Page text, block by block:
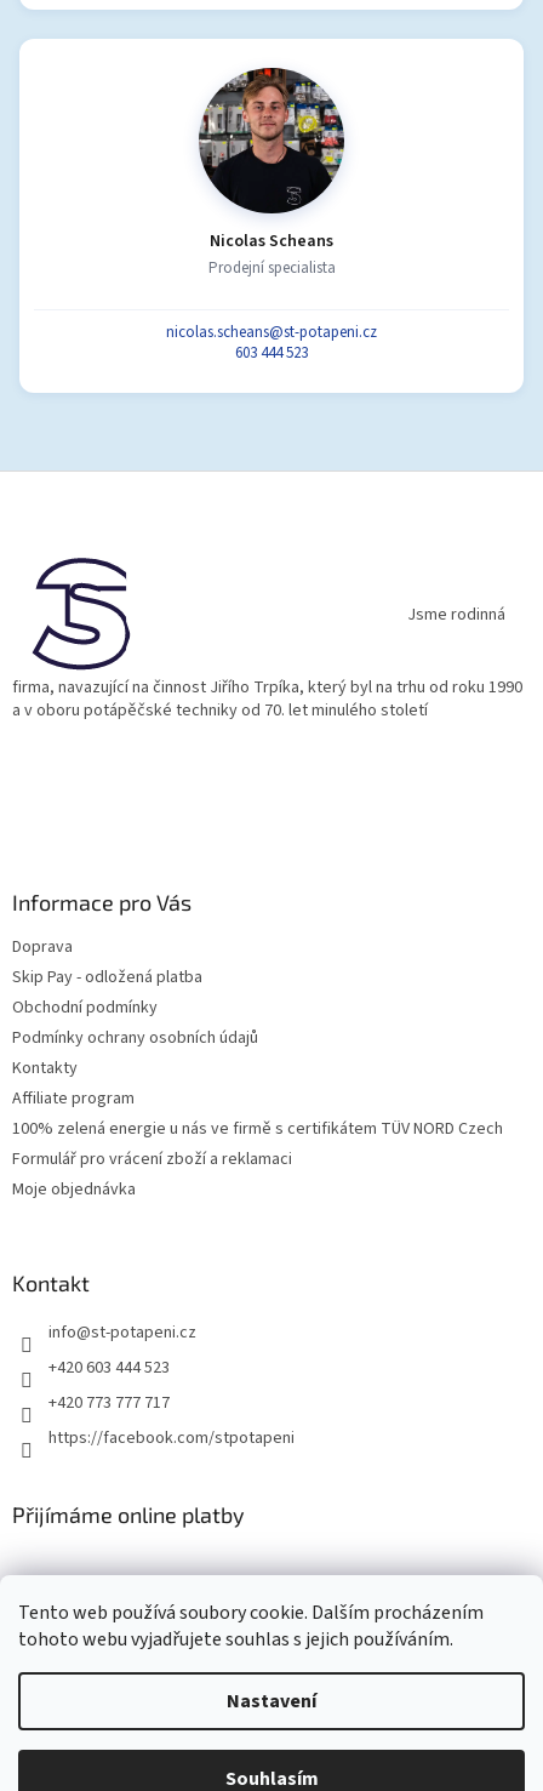
Tento web používá soubory cookie. Dalším procházením
tohoto webu vyjadřujete souhlas s jejich používáním.
Nastavení
Souhlasím
Nicolas Scheans
Prodejní specialista
nicolas.scheans@st-potapeni.cz
603 444 523
Jsme rodinná
firma, navazující na činnost Jiřího Trpíka, který byl na trhu od roku 1990
a v oboru potápěčské techniky od 70. let minulého století
Informace pro Vás
Doprava
Skip Pay - odložená platba
Obchodní podmínky
Podmínky ochrany osobních údajů
Kontakty
Affiliate program
100% zelená energie u nás ve firmě s certifikátem TÜV NORD Czech
Formulář pro vrácení zboží a reklamaci
Moje objednávka
Kontakt
info@st-potapeni.cz
+420 603 444 523
+420 773 777 717
https://facebook.com/stpotapeni
Přijímáme online platby
Copyright 2026ST-potapeni.cz. Všechna práva vyhrazena.Upravit
nastavení cookies